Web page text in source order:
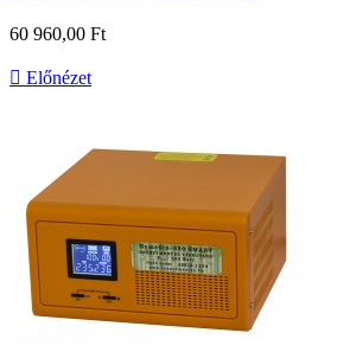
60 960,00 Ft
 Előnézet